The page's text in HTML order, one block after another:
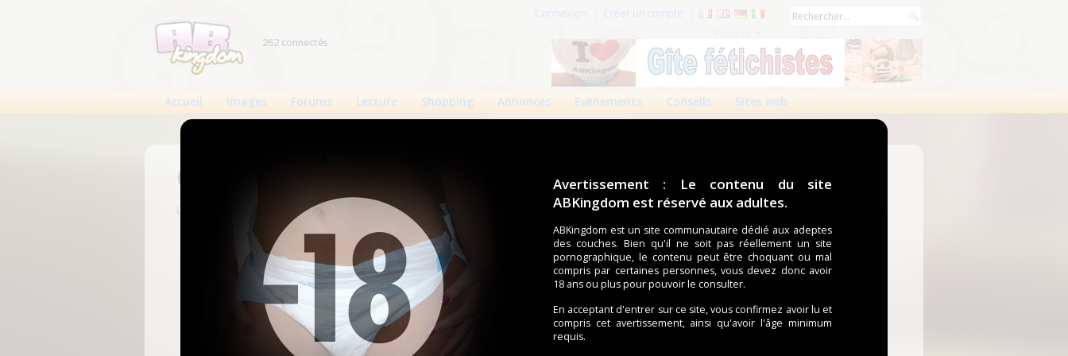
Avertissement : Le contenu du site
ABKingdom est réservé aux adultes.
ABKingdom est un site communautaire dédié aux adeptes
des couches. Bien qu'il ne soit pas réellement un site
pornographique, le contenu peut être choquant ou mal
compris par certaines personnes, vous devez donc avoir
18 ans ou plus pour pouvoir le consulter.
En acceptant d'entrer sur ce site, vous confirmez avoir lu et
compris cet avertissement, ainsi qu'avoir l'âge minimum
requis.
Connexion Créer un compte
262 connectés
Accueil Images Forums Lecture Shopping Annonces Evènements Conseils Sites web
Connexion
Un compte est nécessaire pour voir cette page.
Nom d'utilisateur
Mot de passe